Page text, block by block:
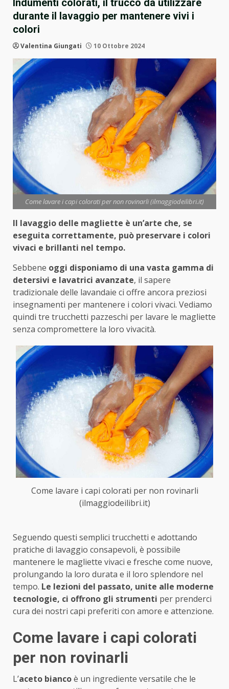
Indumenti colorati, il trucco da utilizzare
durante il lavaggio per mantenere vivi i
colori
Valentina Giungati 10 Ottobre 2024
Come lavare i capi colorati per non rovinarli (ilmaggiodeilibri.it)
Il lavaggio delle magliette è un’arte che, se
eseguita correttamente, può preservare i colori
vivaci e brillanti nel tempo.
Sebbene oggi disponiamo di una vasta gamma di
detersivi e lavatrici avanzate, il sapere
tradizionale delle lavandaie ci offre ancora preziosi
insegnamenti per mantenere i colori vivaci. Vediamo
quindi tre trucchetti pazzeschi per lavare le magliette
senza compromettere la loro vivacità.
Come lavare i capi colorati per non rovinarli
(ilmaggiodeilibri.it)
Seguendo questi semplici trucchetti e adottando
pratiche di lavaggio consapevoli, è possibile
mantenere le magliette vivaci e fresche come nuove,
prolungando la loro durata e il loro splendore nel
tempo. Le lezioni del passato, unite alle moderne
tecnologie, ci offrono gli strumenti per prenderci
cura dei nostri capi preferiti con amore e attenzione.
Come lavare i capi colorati
per non rovinarli
L’aceto biancoè un ingrediente versatile che le